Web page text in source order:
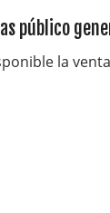
público
la